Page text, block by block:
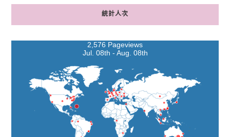
統計人次
2,576 Pageviews
Jul. 08th - Aug. 08th